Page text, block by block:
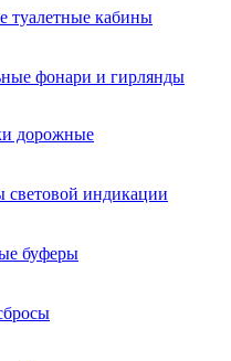
туалетные кабины
фонари и гирлянды
дорожные
световой индикации
буферы